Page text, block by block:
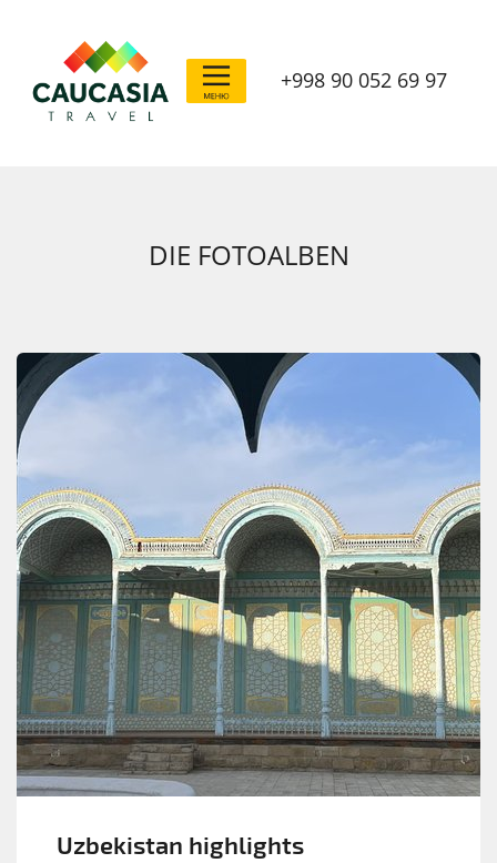
+998 90 052 69 97
DIE FOTOALBEN
Uzbekistan highlights